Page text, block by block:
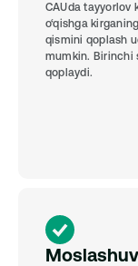
CAUda tayyorlov
o‘qishga
qismini qoplash
mumkin. Birinchi
qoplaydi.